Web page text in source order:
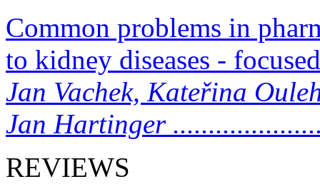
Common problems in
to kidney diseases -
Jan Vachek, Kateřina
Jan Hartinger
REVIEWS